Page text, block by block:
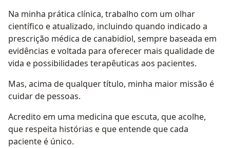
Na minha prática clínica, trabalho com um olhar
científico e atualizado, incluindo quando indicado a
prescrição médica de canabidiol, sempre baseada em
evidências e voltada para oferecer mais qualidade de
vida e possibilidades terapêuticas aos pacientes.
Mas, acima de qualquer título, minha maior missão é
cuidar de pessoas.
Acredito em uma medicina que escuta, que acolhe,
que respeita histórias e que entende que cada
paciente é único.